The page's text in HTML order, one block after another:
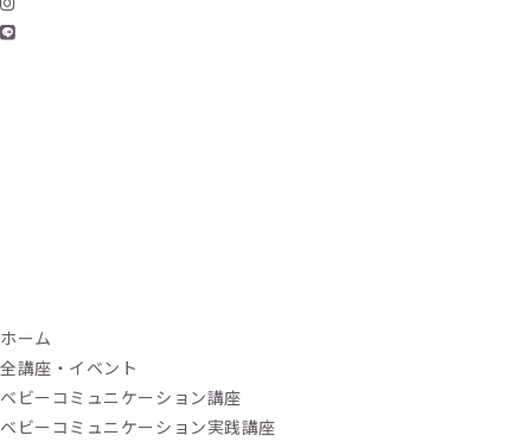
ホーム
全講座・イベント
ベビーコミュニケーション講座
ベビーコミュニケーション実践講座